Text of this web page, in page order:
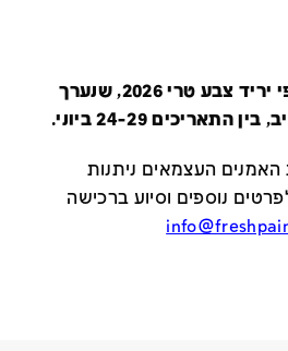
קטלוג זה מציג את כל משתתפי יריד צבע טרי 2026, שנערך
24-29 ביוני.
העצמאים ניתנות
נוספים וסיוע ברכישה